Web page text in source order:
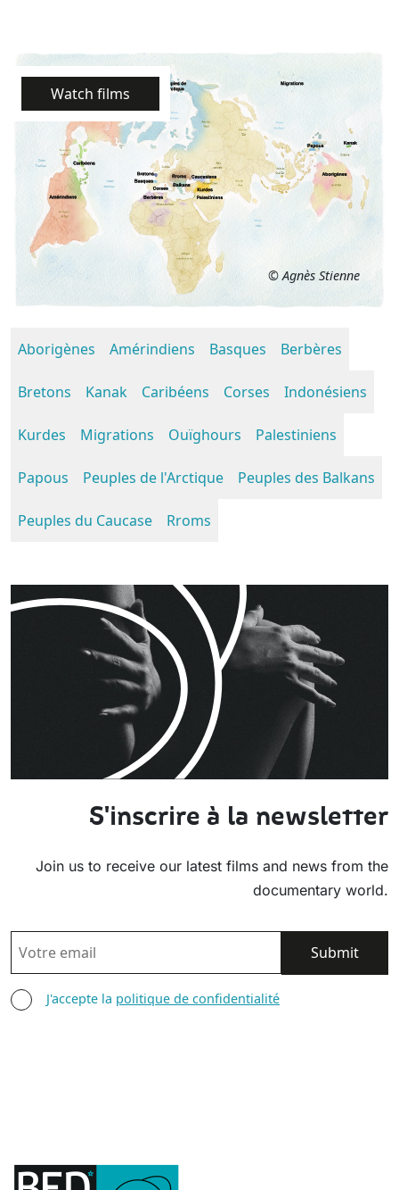
Watch films
© Agnès Stienne
Aborigènes Amérindiens Basques Berbères
Bretons Kanak Caribéens Corses Indonésiens
Kurdes Migrations Ouïghours Palestiniens
Papous Peuples de l'Arctique Peuples des Balkans
Peuples du Caucase Rroms
S'inscrire à la newsletter
Join us to receive our latest films and news from the
documentary world.
EMAIL
AGREE TERMS
J'accepte la politique de confidentialité